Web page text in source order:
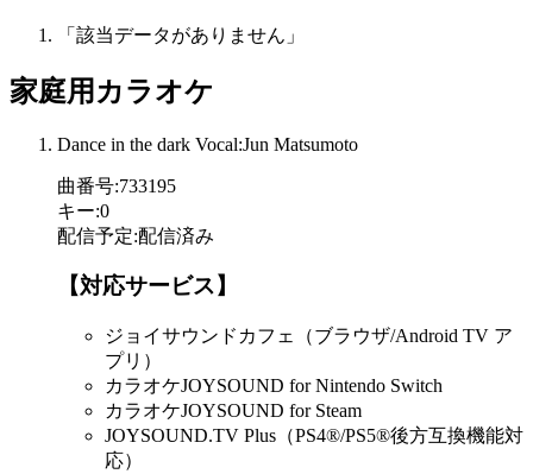
「該当データがありません」
家庭用カラオケ
Dance in the dark Vocal:Jun Matsumoto
曲番号:733195
キー:0
配信予定:配信済み
【対応サービス】
ジョイサウンドカフェ（ブラウザ/Android TV ア
プリ）
カラオケJOYSOUND for Nintendo Switch
カラオケJOYSOUND for Steam
JOYSOUND.TV Plus（PS4®/PS5®後方互換機能対
応）